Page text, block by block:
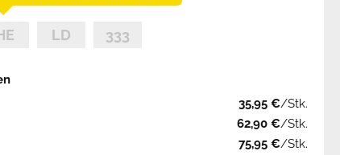
35,95 €/Stk.
62,90 €/Stk.
75,95 €/Stk.